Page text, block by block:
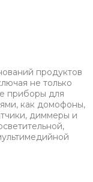
продуктов
не только
приборы для
как домофоны,
диммеры и